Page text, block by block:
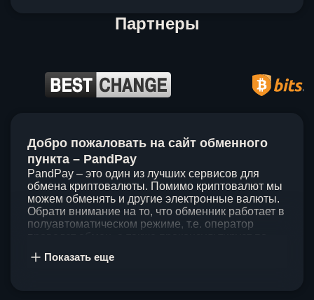
Партнеры
Добро пожаловать на сайт обменного
пункта – PandPay
PandPay – это один из лучших сервисов для
обмена криптовалюты. Помимо криптовалют мы
можем обменять и другие электронные валюты.
Обрати внимание на то, что обменник работает в
полуавтоматическом режиме, т.е. оператор
клиентов, поэтому стараемся проводить обмены
Показать еще